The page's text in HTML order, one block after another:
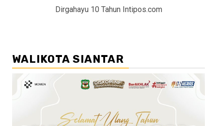
Dirgahayu 10 Tahun Intipos.com
WALIKOTA SIANTAR